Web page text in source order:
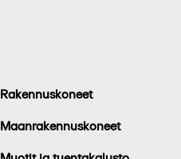
Rakennuskoneet
Maanrakennuskoneet